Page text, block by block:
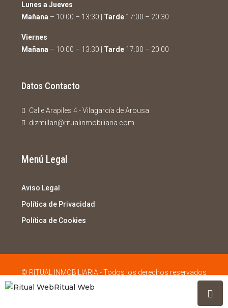
Ritual Web
Lunes a Jueves
Mañana – 10:00 – 13:30 | Tarde 17:00 – 20:30
Viernes
Mañana – 10:00 – 13:30 | Tarde 17:00 – 20:00
Datos Contacto
Calle Arapiles 4 - Vilagarcía de Arousa
dizmillan@ritualinmobiliaria.com
Menú Legal
Aviso Legal
Política de Privacidad
Política de Cookies
© RITUAL INMOBILIARIA - Todos los derechos reservados